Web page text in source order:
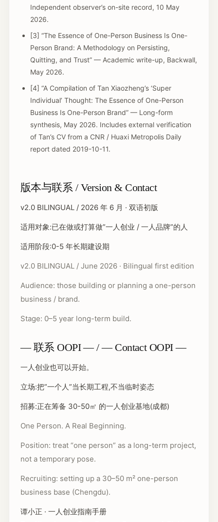
Independent observer’s on-site record, 10 May
2026.
[3] “The Essence of One-Person Business Is One-
Person Brand: A Methodology on Persisting,
Quitting, and Trust” — Academic write-up, Backwall,
May 2026.
[4] “A Compilation of Tan Xiaozheng’s ‘Super
Individual’ Thought: The Essence of One-Person
Business Is One-Person Brand” — Long-form
synthesis, May 2026. Includes external verification
of Tan’s CV from a CNR / Huaxi Metropolis Daily
report dated 2019-10-11.
版本与联系 / Version & Contact
v2.0 BILINGUAL / 2026 年 6 月 · 双语初版
适用对象:已在做或打算做”一人创业 / 一人品牌”的人
适用阶段:0-5 年长期建设期
v2.0 BILINGUAL / June 2026 · Bilingual first edition
Audience: those building or planning a one-person
business / brand.
Stage: 0–5 year long-term build.
— 联系 OOPI — / — Contact OOPI —
一人创业也可以开始。
立场:把”一个人”当长期工程,不当临时姿态
招募:正在筹备 30-50㎡ 的一人创业基地(成都)
One Person. A Real Beginning.
Position: treat “one person” as a long-term project,
not a temporary pose.
Recruiting: setting up a 30–50 m² one-person
business base (Chengdu).
谭小正 · 一人创业指南手册